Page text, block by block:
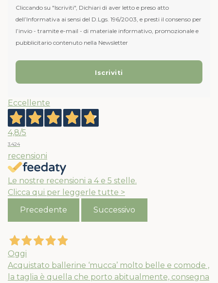
Cliccando su "Iscriviti", Dichiari di aver letto e preso atto
dell’Informativa ai sensi del D.Lgs. 196/2003, e presti il consenso per
l’invio - tramite e-mail - di materiale informativo, promozionale e
pubblicitario contenuto nella Newsletter
Eccellente
4,8/5
3.424
recensioni
Le nostre recensioni a 4 e 5 stelle.
Clicca qui per leggerle tutte >
Precedente
Successivo
Oggi
Acquistato ballerine ‘mucca’ molto belle e comode ,
la taglia è quella che porto abitualmente, consegna